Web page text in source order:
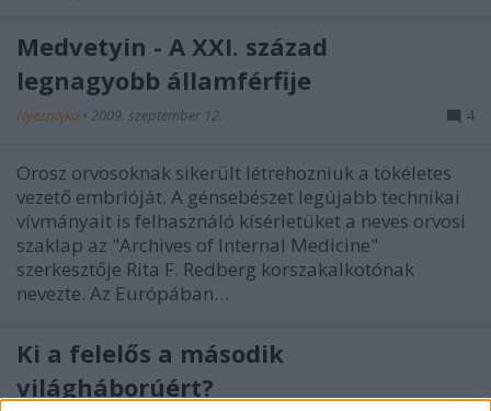
Medvetyin - A XXI. század
legnagyobb államférfije
Nyeznajka • 2009. szeptember 12. 4
Orosz orvosoknak sikerült létrehozniuk a tökéletes
vezető embrióját. A génsebészet legújabb technikai
vívmányait is felhasználó kísérletüket a neves orvosi
szaklap az "Archives of Internal Medicine"
szerkesztője Rita F. Redberg korszakalkotónak
nevezte. Az Európában…
Ki a felelős a második
világháborúért?